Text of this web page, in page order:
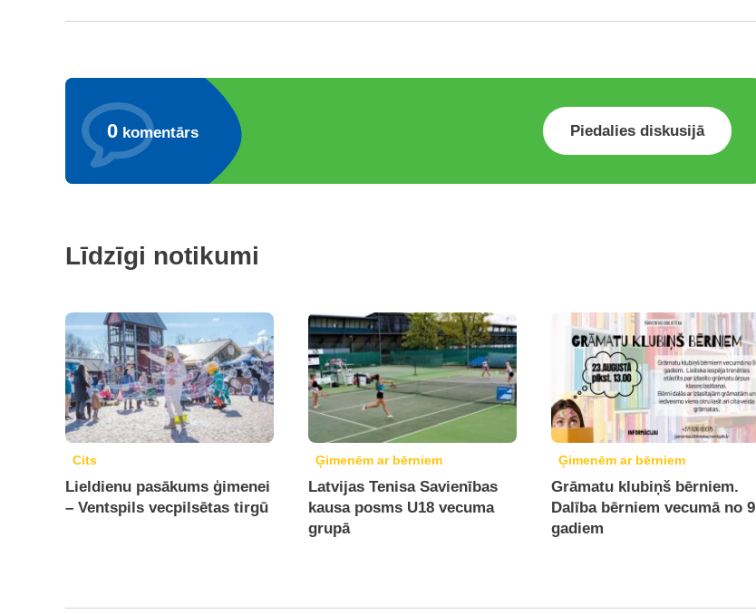
0 komentārs Piedalies diskusijā
Līdzīgi notikumi
Cits
Lieldienu pasākums ģimenei
– Ventspils vecpilsētas tirgū
Ģimenēm ar bērniem
Latvijas Tenisa Savienības
kausa posms U18 vecuma
grupā
Ģimenēm ar bērniem
Grāmatu klubiņš bērniem.
Dalība bērniem vecumā no 9
gadiem